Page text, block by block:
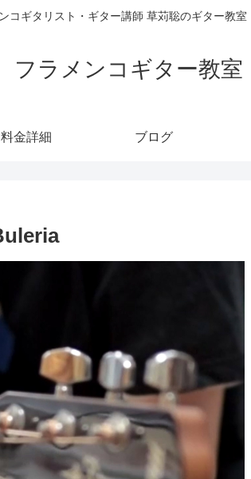
コギタリスト・ギター講師 草苅聡のギター教室
ラメンコギター教室
金詳細 ブログ